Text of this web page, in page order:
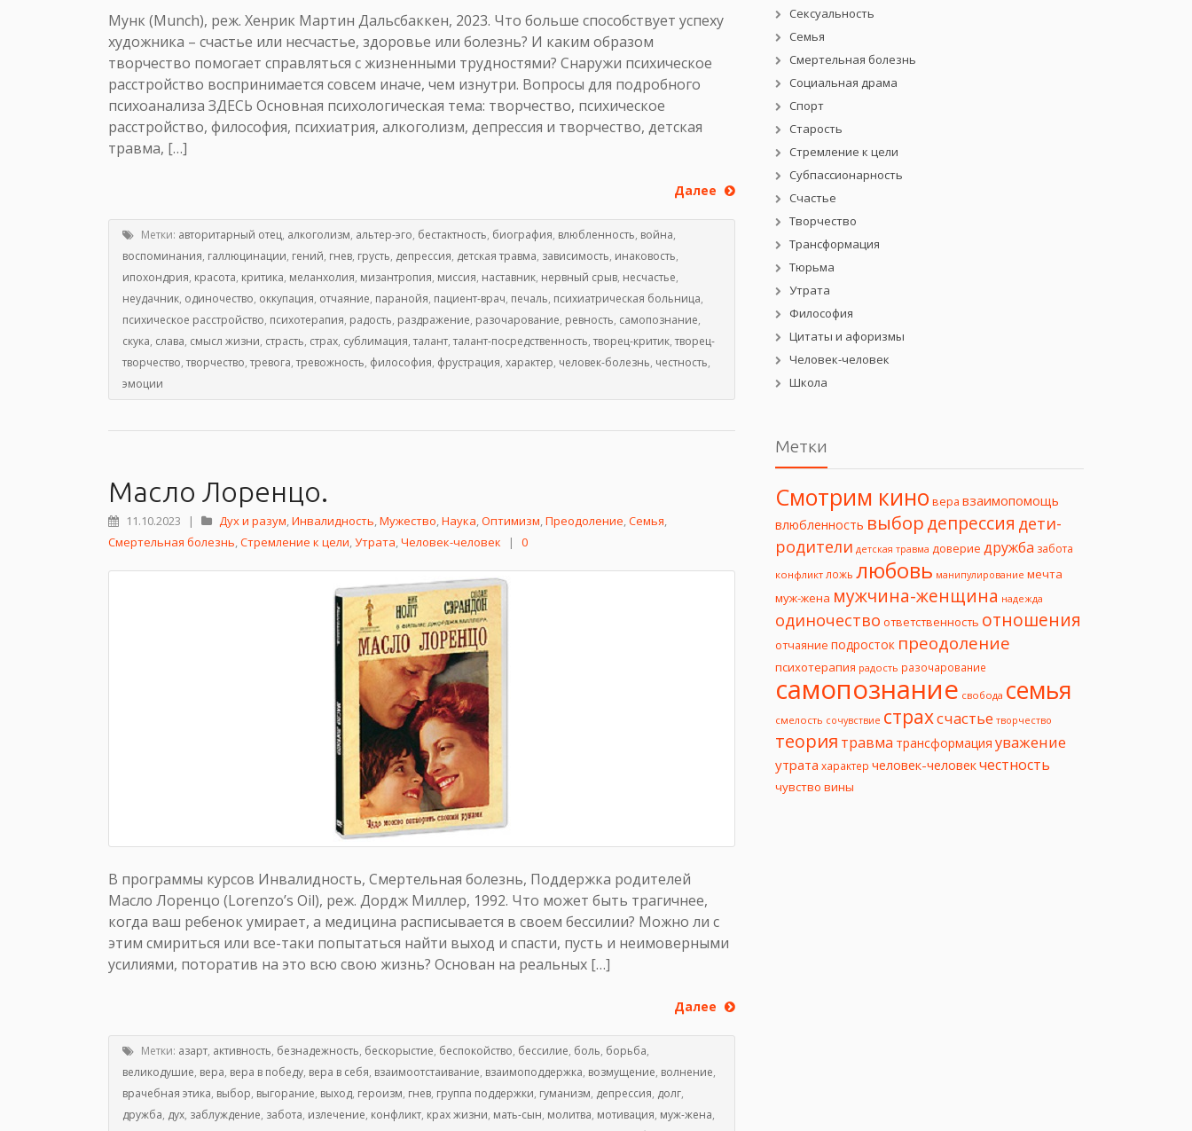
Мунк (Munch), реж. Хенрик Мартин Дальсбаккен, 2023. Что больше способствует успеху
художника – счастье или несчастье, здоровье или болезнь? И каким образом
творчество помогает справляться с жизненными трудностями? Снаружи психическое
расстройство воспринимается совсем иначе, чем изнутри. Вопросы для подробного
психоанализа ЗДЕСЬ Основная психологическая тема: творчество, психическое
расстройство, философия, психиатрия, алкоголизм, депрессия и творчество, детская
травма, […]
Далее
Метки: авторитарный отец, алкоголизм, альтер-эго, бестактность, биография, влюбленность, война,
воспоминания, галлюцинации, гений, гнев, грусть, депрессия, детская травма, зависимость, инаковость,
ипохондрия, красота, критика, меланхолия, мизантропия, миссия, наставник, нервный срыв, несчастье,
неудачник, одиночество, оккупация, отчаяние, паранойя, пациент-врач, печаль, психиатрическая больница,
психическое расстройство, психотерапия, радость, раздражение, разочарование, ревность, самопознание,
скука, слава, смысл жизни, страсть, страх, сублимация,талант,талант-посредственность,творец-критик,творец-
творчество,творчество,тревога,тревожность, философия, фрустрация, характер, человек-болезнь, честность,
эмоции
Масло Лоренцо.
11.10.2023 | Дух и разум,Инвалидность,Мужество,Наука,Оптимизм,Преодоление,Семья,
Смертельная болезнь,Стремление к цели,Утрата,Человек-человек | 0
В программы курсов Инвалидность, Смертельная болезнь, Поддержка родителей
Масло Лоренцо (Lorenzo’s Oil), реж. Дордж Миллер, 1992. Что может быть трагичнее,
когда ваш ребенок умирает, а медицина расписывается в своем бессилии? Можно ли с
этим смириться или все-таки попытаться найти выход и спасти, пусть и неимоверными
усилиями, поторатив на это всю свою жизнь? Основан на реальных […]
Далее
Метки: азарт, активность, безнадежность, бескорыстие, беспокойство, бессилие, боль, борьба,
великодушие, вера, вера в победу, вера в себя, взаимоотстаивание, взаимоподдержка, возмущение, волнение,
врачебная этика, выбор, выгорание, выход, героизм, гнев, группа поддержки, гуманизм, депрессия, долг,
дружба, дух, заблуждение, забота, излечение, конфликт, крах жизни, мать-сын, молитва, мотивация, муж-жена,
Сексуальность
Семья
Смертельная болезнь
Социальная драма
Спорт
Старость
Стремление к цели
Субпассионарность
Счастье
Творчество
Трансформация
Тюрьма
Утрата
Философия
Цитаты и афоризмы
Человек-человек
Школа
Метки
Смотрим кино вера взаимопомощь
влюбленность выбордепрессия дети-
родители детская травма доверие дружба забота
конфликт ложь любовь манипулирование мечта
муж-жена мужчина-женщина надежда
одиночество ответственность отношения
отчаяние подросток преодоление
психотерапия радость разочарование
самопознание свобода семья
смелость сочувствие страхсчастье творчество
теория травма трансформация уважение
утрата характер человек-человекчестность
чувство вины